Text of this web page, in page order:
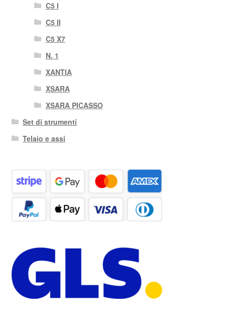
C5 I
C5 II
C5 X7
N. 1
XANTIA
XSARA
XSARA PICASSO
Set di strumenti
Telaio e assi